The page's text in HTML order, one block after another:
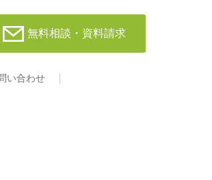
無料相談・資料請求
い合わせ